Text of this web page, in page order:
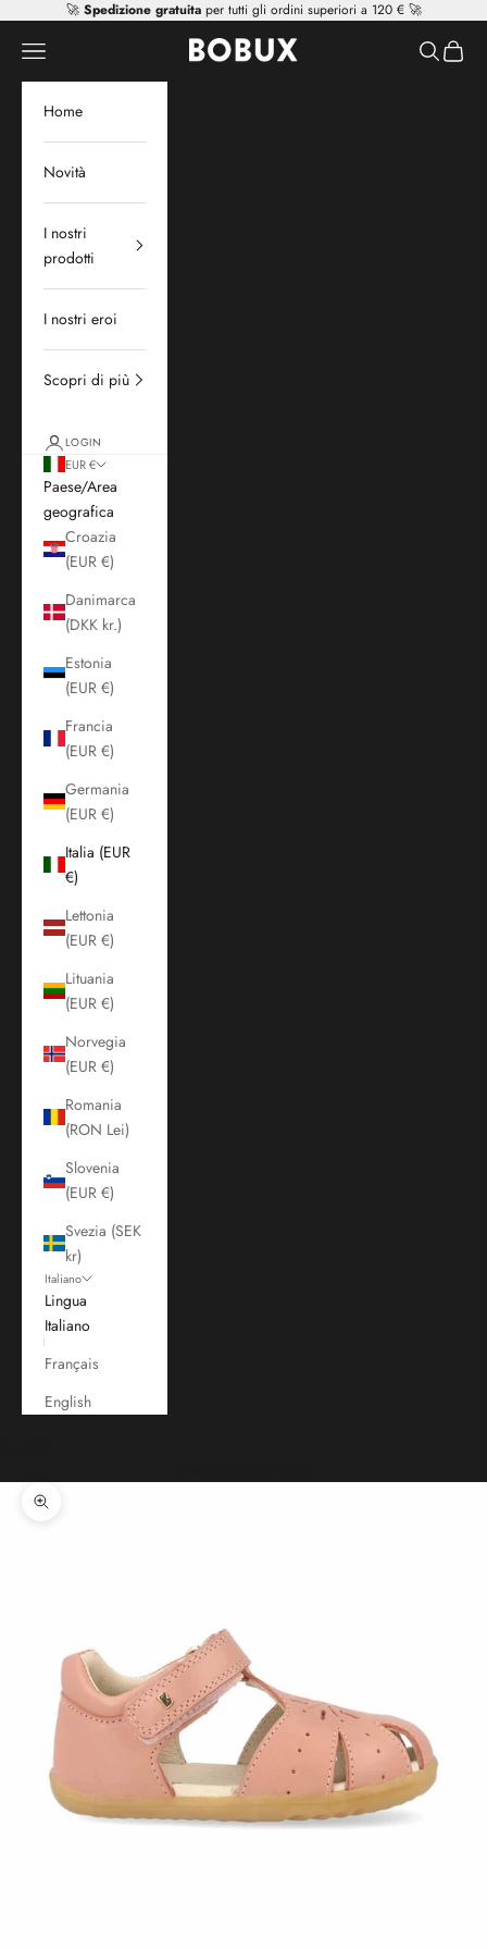
Vai al contenuto
🚀 Spedizione gratuitaper tutti gli ordini superiori a 120 € 🚀
Mr Tiggle - Distributor
Apri il menu di navigazione Mostra il
Home
Novità
I nostri
prodotti
I nostri eroi
Scopri di più
LOGIN
EUR €
Paese/Area
geografica
Croazia
(EUR €)
Danimarca
(DKK kr.)
Estonia
(EUR €)
Francia
(EUR €)
Germania
(EUR €)
Italia (EUR
€)
Lettonia
(EUR €)
Lituania
(EUR €)
Norvegia
(EUR €)
Romania
(RON Lei)
Slovenia
(EUR €)
Svezia (SEK
kr)
Italiano
Lingua
Italiano
Français
English
Ingrandisci immagine